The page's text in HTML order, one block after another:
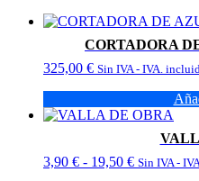
CORTADORA
325,00 € Sin IVA - IVA.
3,90 € - 19,50 €Rango
Sin IVA -